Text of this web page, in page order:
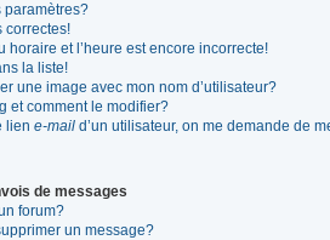
paramètres?
correctes!
horaire et l’heure est encore incorrecte!
la liste!
une image avec mon nom d’utilisateur?
et comment le modifier?
lien e-mail d’un utilisateur, on me demande de
de messages
forum?
un message?